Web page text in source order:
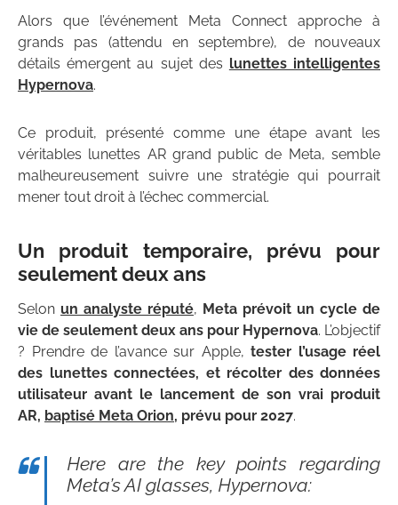
Alors que l’événement Meta Connect approche à
grands pas (attendu en septembre), de nouveaux
détails émergent au sujet des lunettes intelligentes
Hypernova.
Ce produit, présenté comme une étape avant les
véritables lunettes AR grand public de Meta, semble
malheureusement suivre une stratégie qui pourrait
mener tout droit à l’échec commercial.
Un produit temporaire, prévu pour
seulement deux ans
Selon un analyste réputé, Meta prévoit un cycle de
vie de seulement deux ans pour Hypernova. L’objectif
? Prendre de l’avance sur Apple, tester l’usage réel
des lunettes connectées, et récolter des données
utilisateur avant le lancement de son vrai produit
AR, baptisé Meta Orion, prévu pour 2027.
Here are the key points regarding
Meta’s AI glasses, Hypernova: